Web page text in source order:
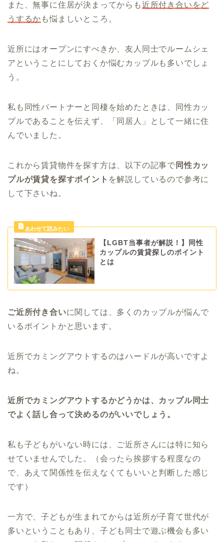
また、無事に住居が決まってからも近所付き合いをど
うするか も悩ましいところ。
近所にはオープンにすべきか、友人同士でルームシェ
アということにしておくか悩むカップルも多いでしょ
う。
私も同性パートナーと同棲を始めたときは、同性カッ
プルであることを伝えず、「同居人」として一緒に住
んでいました。
これから賃貸物件を探す方は、以下の記事で 同性カッ
プルが賃貸を探すポイント を解説しているので参考に
して下さいね。
【LGBT当事者が解説！】同性
カップルの賃貸探しのポイント
とは
ご近所付き合いに関しては、多くのカップルが悩んで
いるポイントかと思います。
近所でカミングアウトするのはハードルが高いですよ
ね。
近所でカミングアウトするかどうかは、カップル同士
でよく話し合って決めるのがいいでしょう。
私も子どもがいない時には、ご近所さんには特に知ら
せていませんでした。（会ったら挨拶する程度なの
で、あえて関係性を伝えなくてもいいと判断した感じ
です）
一方で、子どもが生まれてからは近所が子育て世代が
多いということもあり、子ども同士で遊ぶ機会も多い